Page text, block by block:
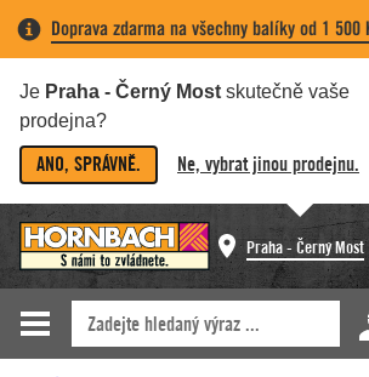
Doprava zdarma na všechny balíky od 1 500
Je Praha - Černý Most skutečně vaše
prodejna?
ANO, SPRÁVNĚ. Ne, vybrat jinou prodejnu.
Praha - Černý Most